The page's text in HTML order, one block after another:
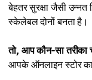
बेहतर सुरक्षा जैसी उन्नत
स्केलेबल दोनों बनता है।
तो, आप कौन-सा तरीका
आपके ऑनलाइन स्टोर